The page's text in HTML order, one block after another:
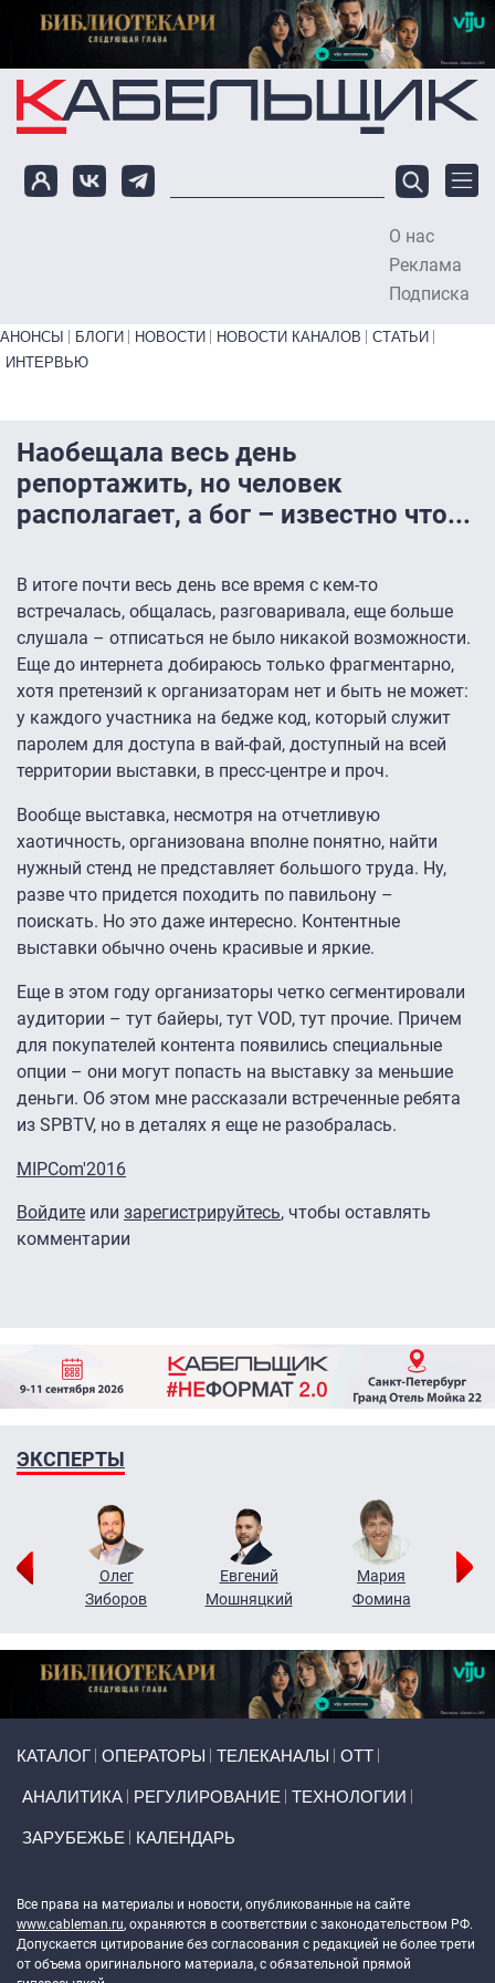
Перейти к основному содержанию
О нас
Реклама
Подписка
Primary links bottom
АНОНСЫ БЛОГИ НОВОСТИ НОВОСТИ КАНАЛОВ
СТАТЬИ
ИНТЕРВЬЮ
Наобещала весь день
репортажить, но человек
располагает, а бог – известно что...
В итоге почти весь день все время с кем-то
встречалась, общалась, разговаривала, еще больше
слушала – отписаться не было никакой возможности.
Еще до интернета добираюсь только фрагментарно,
хотя претензий к организаторам нет и быть не может:
у каждого участника на бедже код, который служит
паролем для доступа в вай-фай, доступный на всей
территории выставки, в пресс-центре и проч.
Вообще выставка, несмотря на отчетливую
хаотичность, организована вполне понятно, найти
нужный стенд не представляет большого труда. Ну,
разве что придется походить по павильону –
поискать. Но это даже интересно. Контентные
выставки обычно очень красивые и яркие.
Еще в этом году организаторы четко сегментировали
аудитории – тут байеры, тут VOD, тут прочие. Причем
для покупателей контента появились специальные
опции – они могут попасть на выставку за меньшие
деньги. Об этом мне рассказали встреченные ребята
из SPBTV, но в деталях я еще не разобралась.
MIPCom'2016
Войдите или зарегистрируйтесь, чтобы оставлять
комментарии
ЭКСПЕРТЫ
Олег
Зиборов
Евгений
Мошняцкий
Мария
Фомина
КАТАЛОГ ОПЕРАТОРЫ ТЕЛЕКАНАЛЫ ОТТ
АНАЛИТИКА РЕГУЛИРОВАНИЕ ТЕХНОЛОГИИ
ЗАРУБЕЖЬЕ КАЛЕНДАРЬ
Все права на материалы и новости, опубликованные на сайте
www.cableman.ru, охраняются в соответствии с законодательством РФ.
Допускается цитирование без согласования с редакцией не более трети
от объема оригинального материала, с обязательной прямой